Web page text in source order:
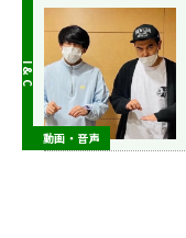
動画・音声